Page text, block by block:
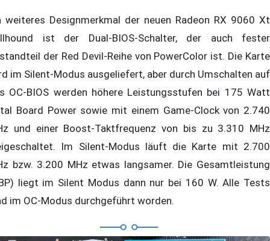
weiteres Designmerkmal der neuen Radeon RX 9060 Xt
ist der Dual-BIOS-Schalter, der auch fester
der Red Devil-Reihe von PowerColor ist. Die Karte
im Silent-Modus ausgeliefert, aber durch Umschalten auf
OC-BIOS werden höhere Leistungsstufen bei 175 Watt
Board Power sowie mit einem Game-Clock von 2.740
und einer Boost-Taktfrequenz von bis zu 3.310 MHz
Im Silent-Modus läuft die Karte mit 2.700
bzw. 3.200 MHz etwas langsamer. Die Gesamtleistung
liegt im Silent Modus dann nur bei 160 W. Alle Tests
im OC-Modus durchgeführt worden.